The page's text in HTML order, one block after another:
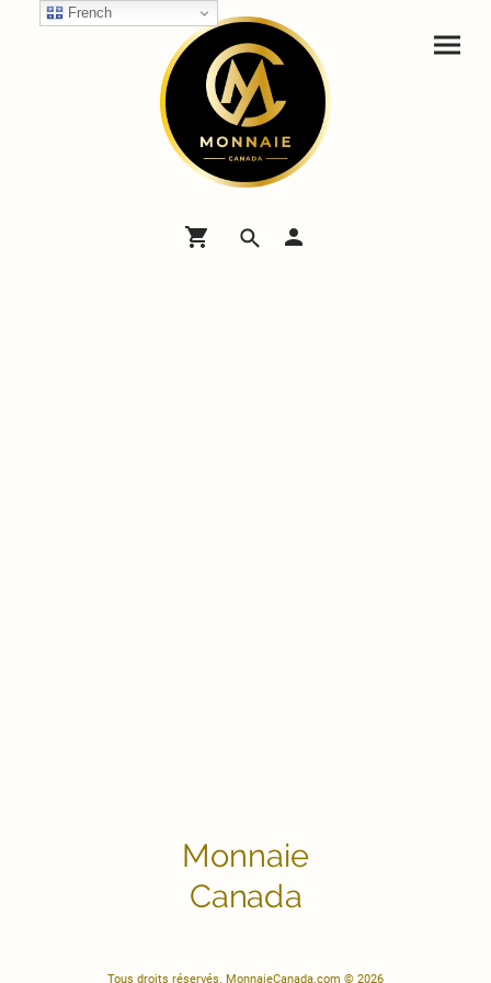
Monnaie
Canada
Tous droits réservés. MonnaieCanada.com © 2026
French